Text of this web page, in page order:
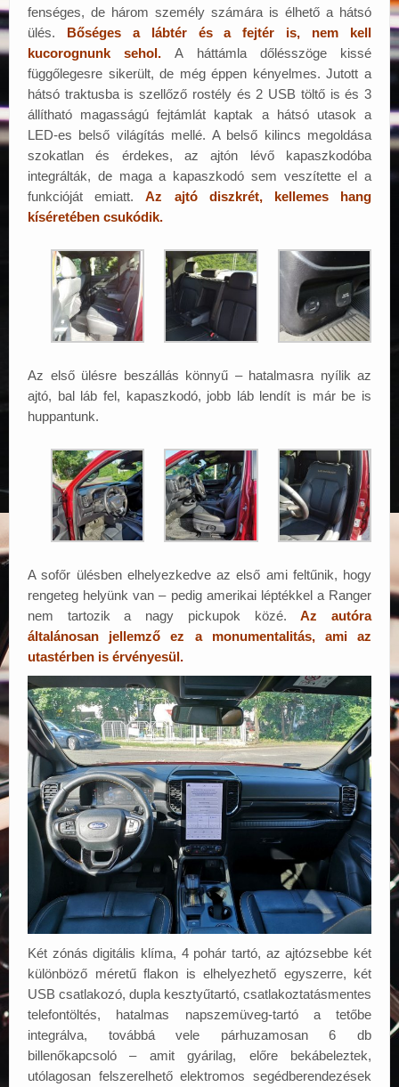
fenséges, de három személy számára is élhető a hátsó
ülés. Bőséges a lábtér és a fejtér is, nem kell
kucorognunk sehol.
A háttámla dőlésszöge kissé
függőlegesre sikerült, de még éppen kényelmes. Jutott a
hátsó traktusba is szellőző rostély és 2 USB töltő is és 3
állítható magasságú fejtámlát kaptak a hátsó utasok a
LED-es belső világítás mellé. A belső kilincs megoldása
szokatlan és érdekes, az ajtón lévő kapaszkodóba
integrálták, de maga a kapaszkodó sem veszítette el a
funkcióját emiatt.Az ajtó diszkrét, kellemes hang
kíséretében csukódik.
Az első ülésre beszállás könnyű – hatalmasra nyílik az
ajtó, bal láb fel, kapaszkodó, jobb láb lendít is már be is
huppantunk.
A sofőr ülésben elhelyezkedve az első ami feltűnik, hogy
rengeteg helyünk van – pedig amerikai léptékkel a Ranger
nem tartozik a nagy pickupok közé.Az autóra
általánosan jellemző ez a monumentalitás, ami az
utastérben is érvényesül.
Két zónás digitális klíma, 4 pohár tartó, az ajtózsebbe két
különböző méretű flakon is elhelyezhető egyszerre, két
USB csatlakozó, dupla kesztyűtartó, csatlakoztatásmentes
telefontöltés, hatalmas napszemüveg-tartó a tetőbe
integrálva, továbbá vele párhuzamosan 6 db
billenőkapcsoló – amit gyárilag, előre bekábeleztek,
utólagosan felszerelhető elektromos segédberendezések